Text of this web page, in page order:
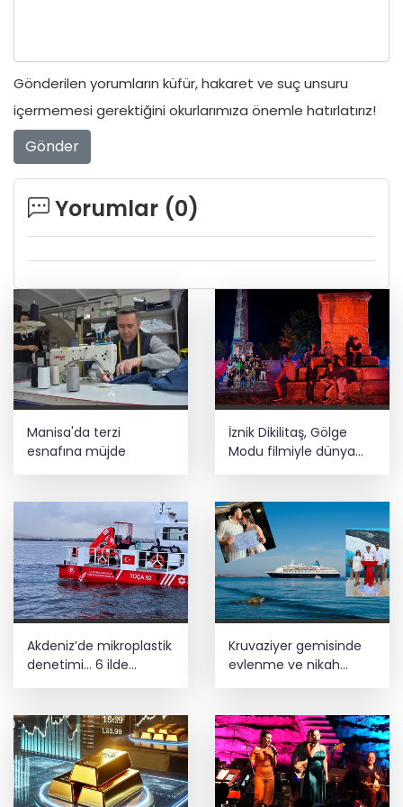
Gönderilen yorumların küfür, hakaret ve suç unsuru
içermemesi gerektiğini okurlarımıza önemle hatırlatırız!
Gönder
Yorumlar (0)
Manisa'da terzi
esnafına müjde
İznik Dikilitaş, Gölge
Modu filmiyle ‎dünya
vitrininde
Akdeniz’de mikroplastik
denetimi... 6 ilde
Kruvaziyer gemisinde
evlenme ve nikah